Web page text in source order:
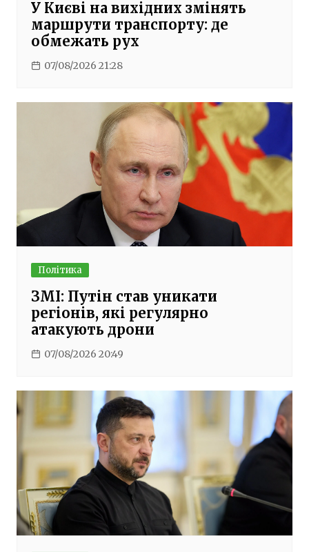
У Києві на вихідних змінять
маршрути транспорту: де
обмежать рух
07/08/2026 21:28
Політика
ЗМІ: Путін став уникати
регіонів, які регулярно
атакують дрони
07/08/2026 20:49